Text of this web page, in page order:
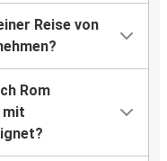
Reise von
Rom
mit